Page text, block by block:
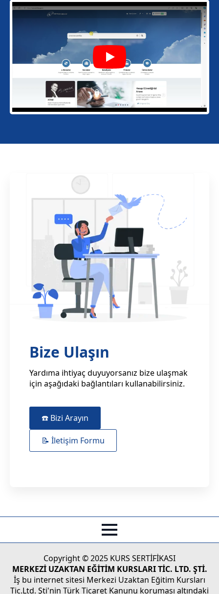
Play
Bize Ulaşın
Yardıma ihtiyaç duyuyorsanız bize ulaşmak
için aşağıdaki bağlantıları kullanabilirsiniz.
☎️ Bizi Arayın
📝 İletişim Formu
Copyright © 2025 KURS SERTİFİKASI
MERKEZİ UZAKTAN EĞİTİM KURSLARI TİC. LTD. ŞTİ.
İş bu internet sitesi Merkezi Uzaktan Eğitim Kursları
Tic.Ltd. Şti'nin Türk Ticaret Kanunu koruması altındaki